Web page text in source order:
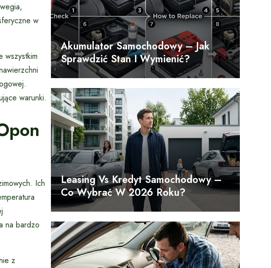
w
wszystkim
warunki.
Ich
na bardzo
z
Akumulator Samochodowy – Jak
Sprawdzić Stan I Wymienić?
Leasing Vs Kredyt Samochodowy –
Co Wybrać W 2026 Roku?